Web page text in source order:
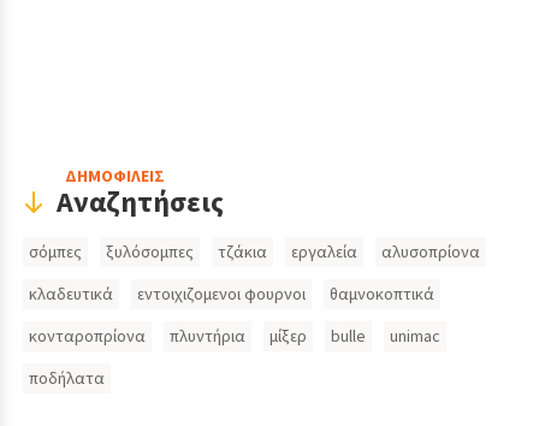
HeaderΔΗΜΟΦΙΛΕΙΣ
Αναζητήσεις
Search
σόμπες ξυλόσομπες τζάκια εργαλεία
αλυσοπρίονα
κλαδευτικά
εντοιχιζομενοι φουρνοι
θαμνοκοπτικά
κονταροπρίονα
πλυντήρια μίξερ bulle
unimac
ποδήλατα